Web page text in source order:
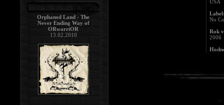
USA
No
Rok
2006
Orphaned Land - The
Never Ending Way of
ORwarriOR
13.02.2010